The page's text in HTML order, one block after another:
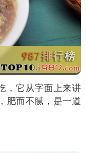
，它从字面上来讲
肥而不腻，是一道